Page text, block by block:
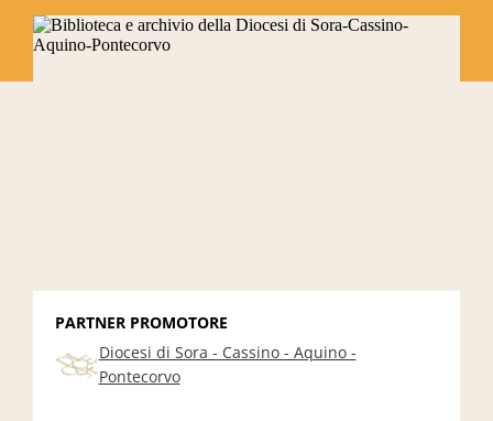
PARTNER PROMOTORE
Diocesi di Sora - Cassino - Aquino -
Pontecorvo